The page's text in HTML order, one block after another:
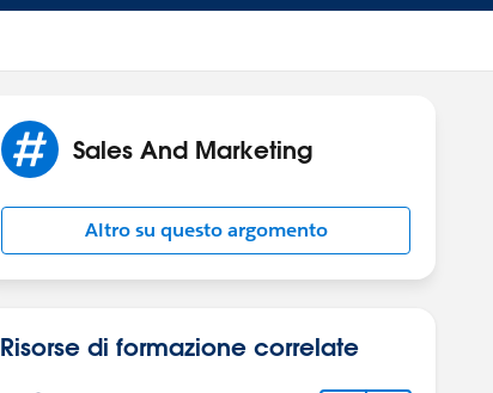
Sales And Marketing
Altro su questo argomento
Risorse di formazione correlate